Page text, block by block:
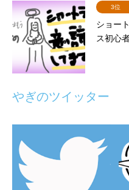
3位
ショー
ス初心
やぎのツイッター